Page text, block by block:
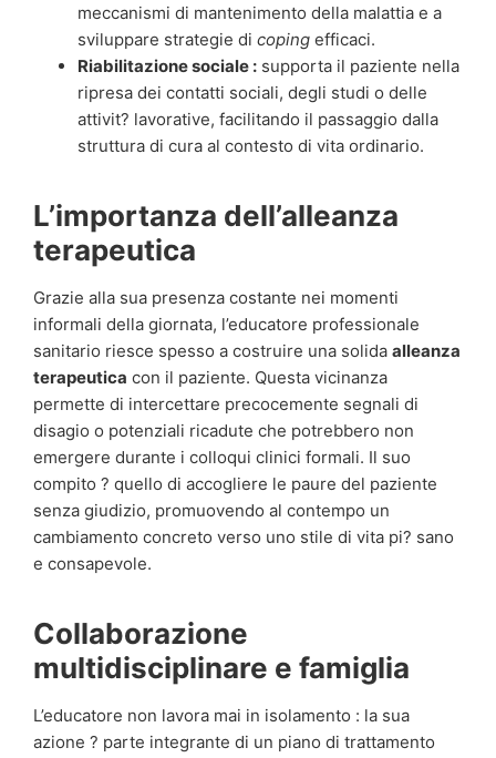
meccanismi di mantenimento della malattia e a
sviluppare strategie di coping efficaci.
Riabilitazione sociale : supporta il paziente nella
ripresa dei contatti sociali, degli studi o delle
attivit? lavorative, facilitando il passaggio dalla
struttura di cura al contesto di vita ordinario.
L’importanza dell’alleanza
terapeutica
Grazie alla sua presenza costante nei momenti
informali della giornata, l’educatore professionale
sanitario riesce spesso a costruire una solida alleanza
terapeutica con il paziente. Questa vicinanza
permette di intercettare precocemente segnali di
disagio o potenziali ricadute che potrebbero non
emergere durante i colloqui clinici formali. Il suo
compito ? quello di accogliere le paure del paziente
senza giudizio, promuovendo al contempo un
cambiamento concreto verso uno stile di vita pi? sano
e consapevole.
Collaborazione
multidisciplinare e famiglia
L’educatore non lavora mai in isolamento : la sua
azione ? parte integrante di un piano di trattamento